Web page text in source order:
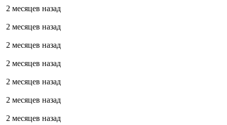
2 месяцев назад
2 месяцев назад
2 месяцев назад
2 месяцев назад
2 месяцев назад
2 месяцев назад
2 месяцев назад